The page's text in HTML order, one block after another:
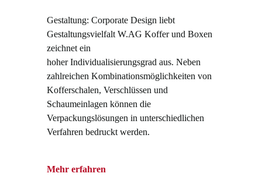
Gestaltung: Corporate Design liebt
Gestaltungsvielfalt W.AG Koffer und Boxen
zeichnet ein
hoher Individualisierungsgrad aus. Neben
zahlreichen Kombinationsmöglichkeiten von
Kofferschalen, Verschlüssen und
Schaumeinlagen können die
Verpackungslösungen in unterschiedlichen
Verfahren bedruckt werden.
Mehr erfahren